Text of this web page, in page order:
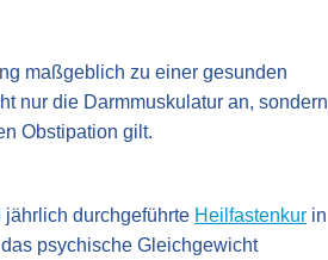
maßgeblich zu einer gesunden
nur die Darmmuskulatur an, sondern
Obstipation gilt.
durchgeführte Heilfastenkur in
psychische Gleichgewicht